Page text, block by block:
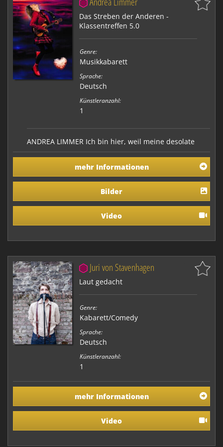
Das Streben der Anderen -
Klassentreffen 5.0
Genre:
Musikkabarett
Sprache:
Deutsch
Künstleranzahl:
1
ANDREA LIMMER Ich bin hier, weil meine desolate
Gefühlslage durch die angebliche Zugehörigkeit zu
einer Gemeinschaft auch nicht viel schlimmer wird."
Andrea Limmer wurde folgerichtig an einem
Faschingssamstag 1985 in Oberbayern geboren.
Obwohl Andrea ihre Mitmenschen mit heftigen
Anzeichen frühki…
mehr Informationen
Bilder
Video
Juri von Stavenhagen
Laut gedacht
Genre:
Kabarett/Comedy
Sprache:
Deutsch
Künstleranzahl:
1
mehr Informationen
Video